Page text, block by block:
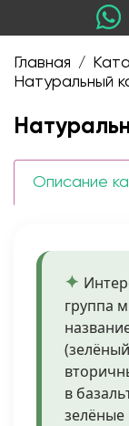
Главная /
Натуральный
Описание
группа
в